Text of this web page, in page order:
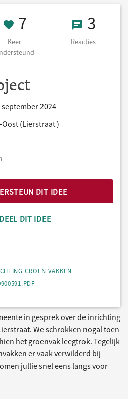
8
7 Keer
7
Keer
3 3
Reacties
2024
(Lierstraat )
DIT IDEE
DEEL DIT IDEE
GROEN VAKKEN
in gesprek over de inrichting
We schrokken nogal toen
het groenvak leegtrok. Tegelijk
er vaak verwilderd bij
jullie snel eens langs voor